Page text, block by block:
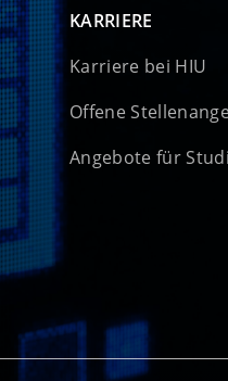
KARRIERE
Karriere bei HIU
Offene
Angebote für